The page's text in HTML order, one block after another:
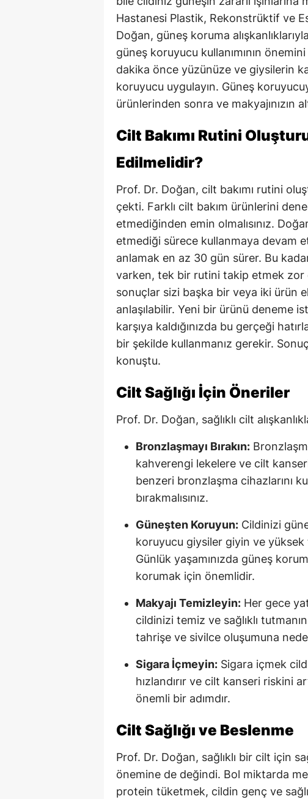
Hastanesi Plastik, Rekonstrüktif ve
Doğan, güneş koruma
güneş koruyucu kullanımının
dakika önce yüzünüze ve giysilerin
koruyucu uygulayın. Güneş
ürünlerinden sonra ve makyajınızın
Cilt Bakımı Rutini
Edilmelidir?
Prof. Dr. Doğan, cilt bakımı rutini
çekti. Farklı cilt bakım ürünlerini
etmediğinden emin olmalısınız.
etmediği sürece kullanmaya devam
anlamak en az 30 gün sürer. Bu
varken, tek bir rutini takip etmek zor
sonuçlar sizi başka bir veya iki ürün
anlaşılabilir. Yeni bir ürünü deneme
karşıya kaldığınızda bu gerçeği
bir şekilde kullanmanız gerekir.
konuştu.
Cilt Sağlığı İçin Öneriler
Prof. Dr. Doğan, sağlıklı cilt
Bronzlaşmayı Bırakın:
kahverengi lekelere ve cilt
benzeri bronzlaşma cihazlarını
bırakmalısınız.
Güneşten Koruyun: Cildinizi
koruyucu giysiler giyin ve
Günlük yaşamınızda güneş
korumak için önemlidir.
Makyajı Temizleyin: Her gece
cildinizi temiz ve sağlıklı
tahrişe ve sivilce oluşumuna
Sigara İçmeyin: Sigara içmek
hızlandırır ve cilt kanseri riskini
önemli bir adımdır.
Cilt Sağlığı ve Beslenme
Prof. Dr. Doğan, sağlıklı bir cilt için
önemine de değindi. Bol miktarda
protein tüketmek, cildin genç ve